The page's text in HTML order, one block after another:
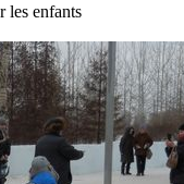
les enfants